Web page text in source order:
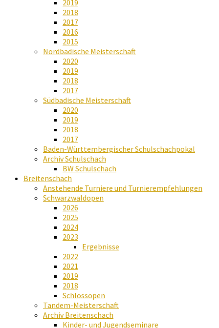
2019
2018
2017
2016
2015
Nordbadische Meisterschaft
2020
2019
2018
2017
Südbadische Meisterschaft
2020
2019
2018
2017
Baden-Württembergischer Schulschachpokal
Archiv Schulschach
BW Schulschach
Breitenschach
Anstehende Turniere und Turnierempfehlungen
Schwarzwaldopen
2026
2025
2024
2023
Ergebnisse
2022
2021
2019
2018
Schlossopen
Tandem-Meisterschaft
Archiv Breitenschach
Kinder- und Jugendseminare